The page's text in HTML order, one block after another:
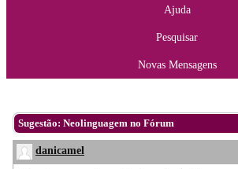
Ajuda
Pesquisar
Novas Mensagens
Sugestão: Neolinguagem no Fórum
danicamel